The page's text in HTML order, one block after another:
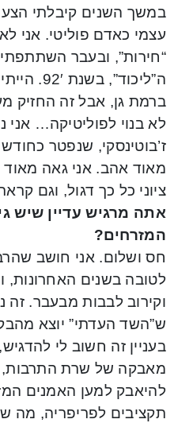
במשך השנים קיבלתי
עצמי כאדם פוליטי. אני
“חירות”, ובעבר
ברמת גן, אבל זה החזיק
לא בנוי לפוליטיקה…
ז’בוטינסקי, שנפטר
מאוד אהב. אני גאה
ציוני כל כך דגול, וגם
אתה מרגיש עדיין שיש
המזרחים?
חס ושלום. אני חושב
לטובה בשנים האחרונות,
וקירוב לבבות מבעבר. זה
ש”השד העדתי” יוצא
בעניין זה חשוב לי
מאבקה של שרת התרבות,
להיאבק למען האמנים
תקציבים לפריפריה, מה